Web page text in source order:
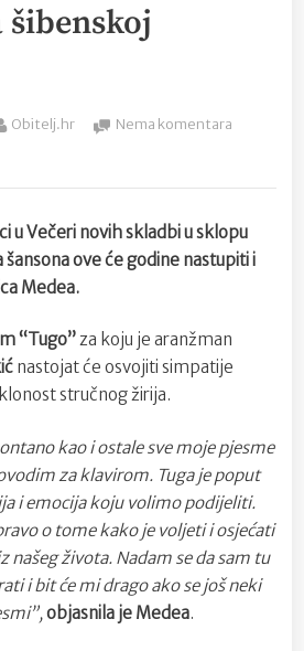
šibenskoj
By
Obitelj.hr Nema komentara
Medea
pjesmom
“Tuga”
pozornici
u Večeri novih skladbi u sklopu
ove će godine nastupiti i
Medea.
“Tugo”za koju je aranžman
nastojat će osvojiti simpatije
stručnog žirija.
kao i ostale sve moje pjesme
za klavirom. Tuga je poput
i emocija koju volimo podijeliti.
o tome kako je voljeti i osjećati
našeg života. Nadam se da sam tu
i bit će mi drago ako se još neki
objasnila je Medea.